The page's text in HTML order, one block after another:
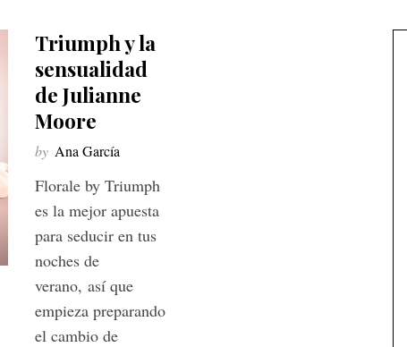
Triumph y la
sensualidad
de Julianne
Moore
by Ana García
Florale by Triumph
es la mejor apuesta
para seducir en tus
noches de
verano, así que
empieza preparando
el cambio de